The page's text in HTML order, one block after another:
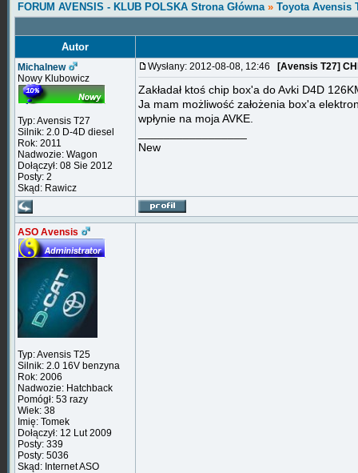
FORUM AVENSIS - KLUB POLSKA Strona Główna» Toyota Avensis
Autor
Michalnew
Nowy Klubowicz
Typ: Avensis T27
Silnik: 2.0 D-4D diesel
Rok: 2011
Nadwozie: Wagon
Dołączył: 08 Sie 2012
Posty: 2
Skąd: Rawicz
Wysłany: 2012-08-08, 12:46 [Avensis T27]
Zakładał ktoś chip box'a do Avki D4D
Ja mam możliwość założenia box'a
wpłynie na moja AVKE.
New
ASO Avensis
Typ: Avensis T25
Silnik: 2.0 16V benzyna
Rok: 2006
Nadwozie: Hatchback
Pomógł: 53 razy
Wiek: 38
Imię: Tomek
Dołączył: 12 Lut 2009
Posty: 339
Posty: 5036
Skąd: Internet ASO